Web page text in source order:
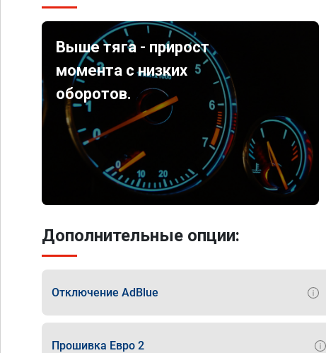
Выше тяга - прирост
момента с низких
оборотов.
Дополнительные опции:
Отключение AdBlue
Прошивка Евро 2